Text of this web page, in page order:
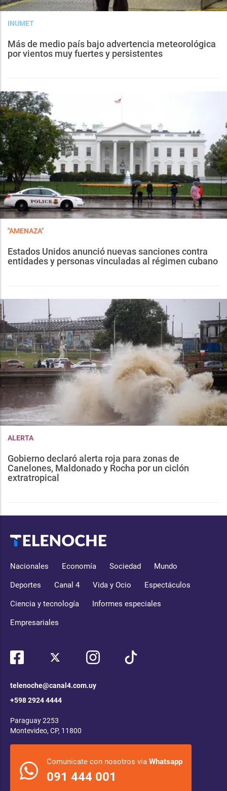
INUMET
Más de medio país bajo advertencia meteorológica
por vientos muy fuertes y persistentes
"AMENAZA"
Estados Unidos anunció nuevas sanciones contra
entidades y personas vinculadas al régimen cubano
ALERTA
Gobierno declaró alerta roja para zonas de
Canelones, Maldonado y Rocha por un ciclón
extratropical
Nacionales Economía Sociedad Mundo
Deportes Canal 4 Vida y Ocio Espectáculos
Ciencia y tecnología Informes especiales
Empresariales
telenoche@canal4.com.uy
+598 2924 4444
Paraguay 2253
Montevideo, CP, 11800
Comunicate con nosotros via Whatsapp
091 444 001